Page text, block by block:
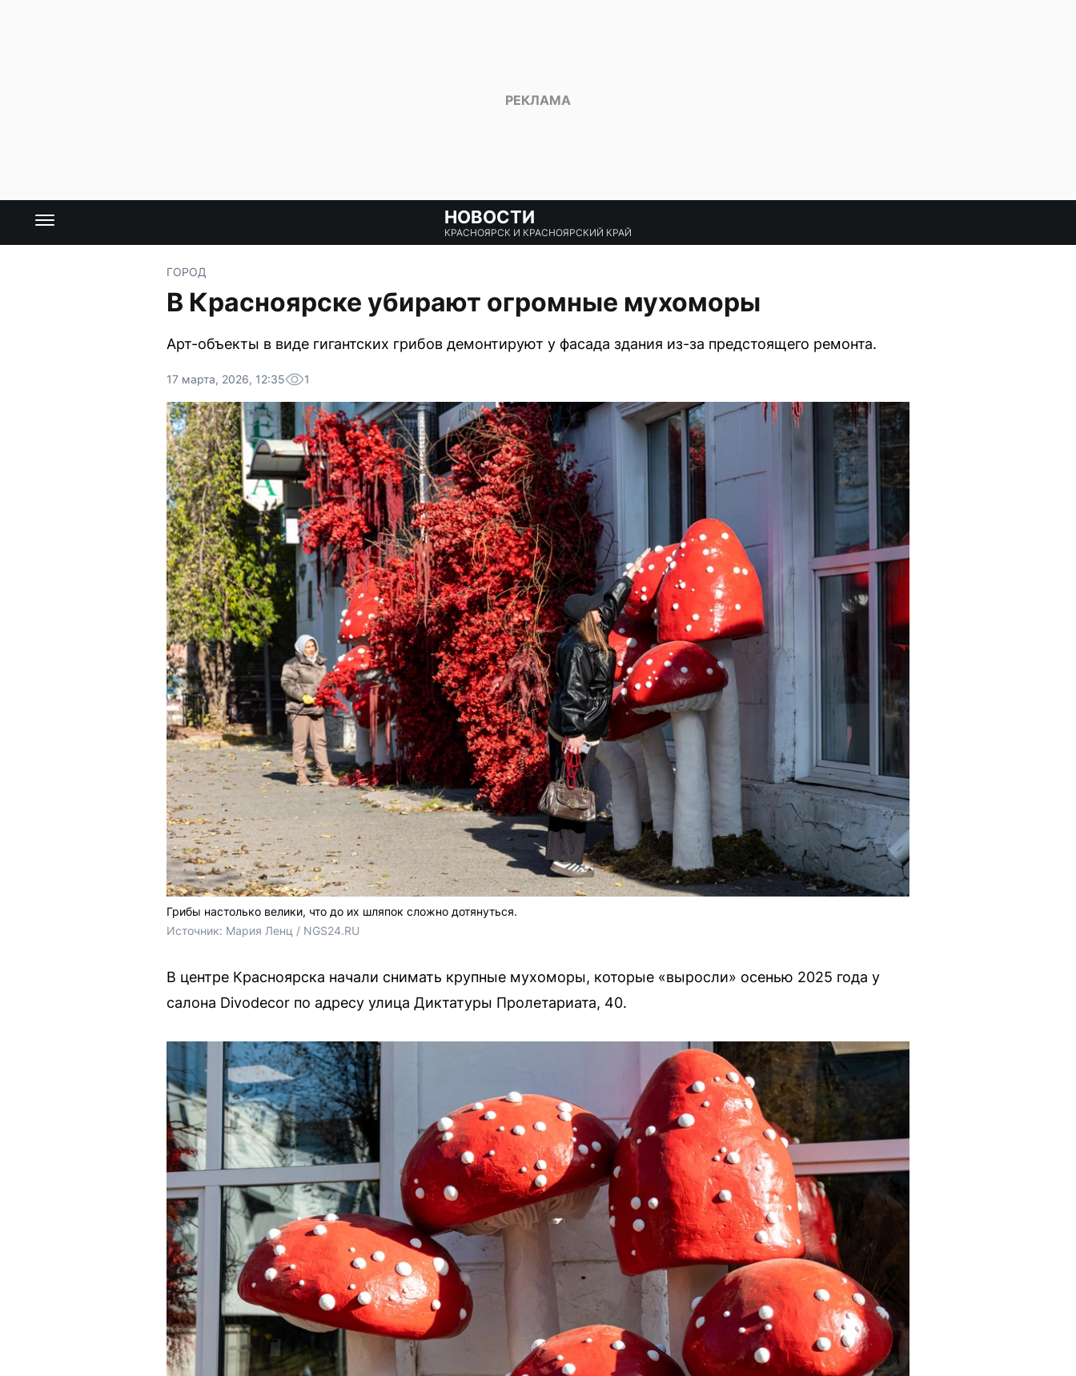
НОВОСТИ
КРАСНОЯРСК И КРАСНОЯРСКИЙ КРАЙ
ГОРОД
В Красноярске убирают огромные мухоморы
Арт-объекты в виде гигантских грибов демонтируют у фасада здания из-за предстоящего ремонта.
17 марта, 2026, 12:35 1
Грибы настолько велики, что до их шляпок сложно дотянуться.
Источник: Мария Ленц / NGS24.RU
В центре Красноярска начали снимать крупные мухоморы, которые «выросли» осенью 2025 года у
салона Divodecor по адресу улица Диктатуры Пролетариата, 40.